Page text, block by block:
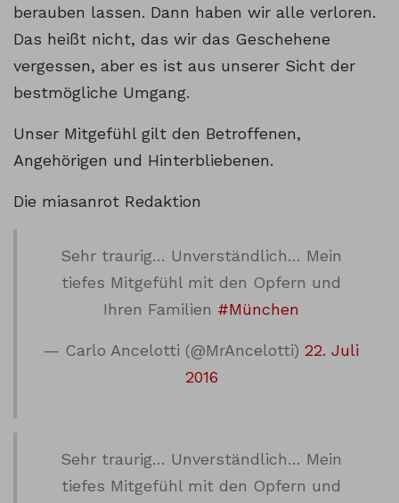
berauben lassen. Dann haben wir alle verloren.
Das heißt nicht, das wir das Geschehene
vergessen, aber es ist aus unserer Sicht der
bestmögliche Umgang.
Unser Mitgefühl gilt den Betroffenen,
Angehörigen und Hinterbliebenen.
Die miasanrot Redaktion
Sehr traurig… Unverständlich… Mein
tiefes Mitgefühl mit den Opfern und
Ihren Familien #München
— Carlo Ancelotti (@MrAncelotti) 22. Juli
2016
Sehr traurig… Unverständlich… Mein
tiefes Mitgefühl mit den Opfern und